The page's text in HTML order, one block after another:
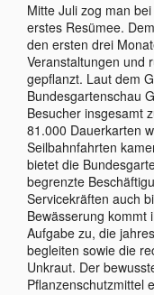
Mitte Juli zog man
erstes Resümee.
den ersten drei
Veranstaltungen und
gepflanzt. Laut dem
Bundesgartenschau
Besucher insgesamt
81.000 Dauerkarten
Seilbahnfahrten
bietet die
begrenzte
Servicekräften auch
Bewässerung kommt
Aufgabe zu, die
begleiten sowie die
Unkraut. Der
Pflanzenschutzmittel